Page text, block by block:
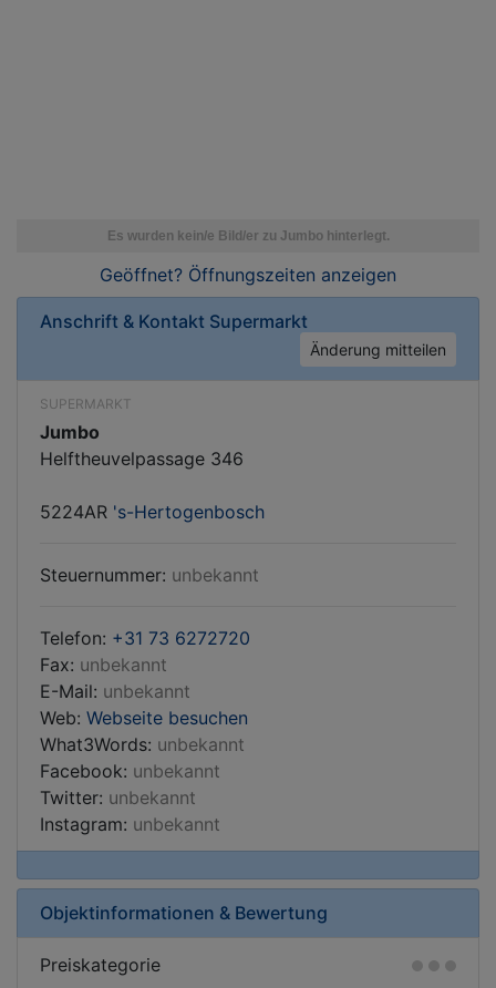
Geöffnet? Öffnungszeiten anzeigen
Anschrift & Kontakt Supermarkt
Änderung mitteilen
SUPERMARKT
Jumbo
Helftheuvelpassage 346
5224AR 's-Hertogenbosch
Steuernummer: unbekannt
Telefon: +31 73 6272720
Fax: unbekannt
E-Mail: unbekannt
Web: Webseite besuchen
What3Words: unbekannt
Facebook: unbekannt
Twitter: unbekannt
Instagram: unbekannt
Objektinformationen & Bewertung
Preiskategorie